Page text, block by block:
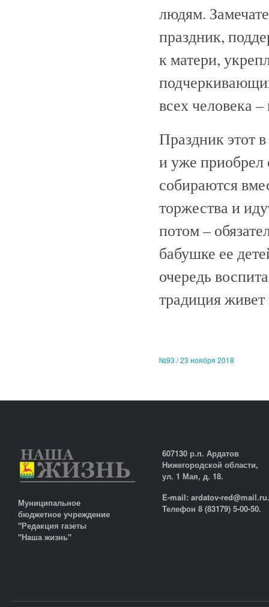
людям.
праздник,
к матери,
всех человека
Праздник этот
и уже
собираются
торжества и
потом –
бабушке ее
очередь
традиция живет
№93 / 23 ноября 2018
Муниципальное
бюджетное учреждение
"Редакция газеты
"Наша жизнь"
607130 р.п. Ардатов
Нижегородской области,
ул. 1 Мая, д. 18.
E-mail: ardatov-
Телефон 8 (83179) 5-00-50.